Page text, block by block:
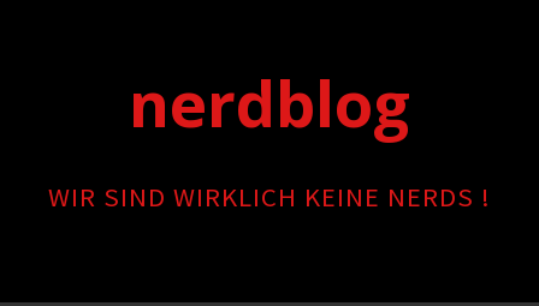
nerdblog
WIR SIND WIRKLICH KEINE NERDS !